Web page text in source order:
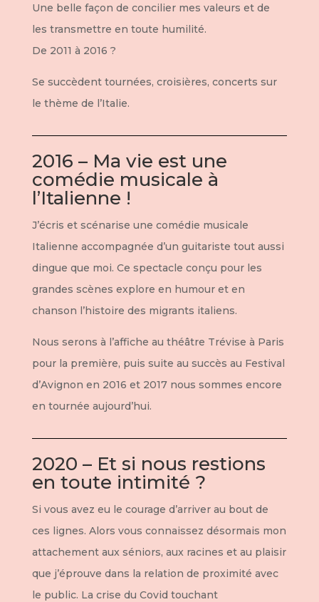
Une belle façon de concilier mes valeurs et de
les transmettre en toute humilité.
De 2011 à 2016 ?
Se succèdent tournées, croisières, concerts sur
le thème de l’Italie.
2016 – Ma vie est une
comédie musicale à
l’Italienne !
J’écris et scénarise une comédie musicale
Italienne accompagnée d’un guitariste tout aussi
dingue que moi. Ce spectacle conçu pour les
grandes scènes explore en humour et en
chanson l’histoire des migrants italiens.
Nous serons à l’affiche au théâtre Trévise à Paris
pour la première, puis suite au succès au Festival
d’Avignon en 2016 et 2017 nous sommes encore
en tournée aujourd’hui.
2020 – Et si nous restions
en toute intimité ?
Si vous avez eu le courage d’arriver au bout de
ces lignes. Alors vous connaissez désormais mon
attachement aux séniors, aux racines et au plaisir
que j’éprouve dans la relation de proximité avec
le public. La crise du Covid touchant